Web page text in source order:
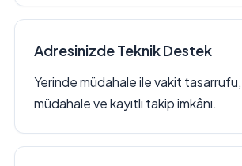
Adresinizde Teknik Destek
Yerinde müdahale ile vakit tasarrufu,
müdahale ve kayıtlı takip imkânı.